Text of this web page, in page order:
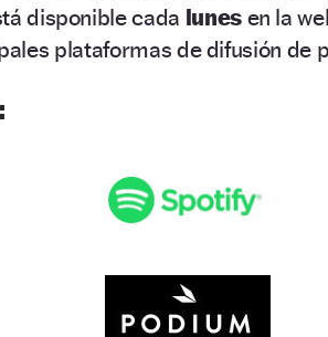
disponible cada lunes en la
plataformas de difusión de
: